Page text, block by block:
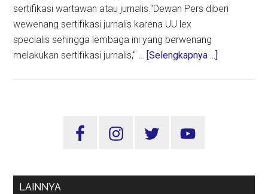
sertifikasi wartawan atau jurnalis."Dewan Pers diberi
wewenang sertifikasi jurnalis karena UU lex
specialis sehingga lembaga ini yang berwenang
melakukan sertifikasi jurnalis," … [Selengkapnya ...]
Wartawan
Sidebar
LAINNYA